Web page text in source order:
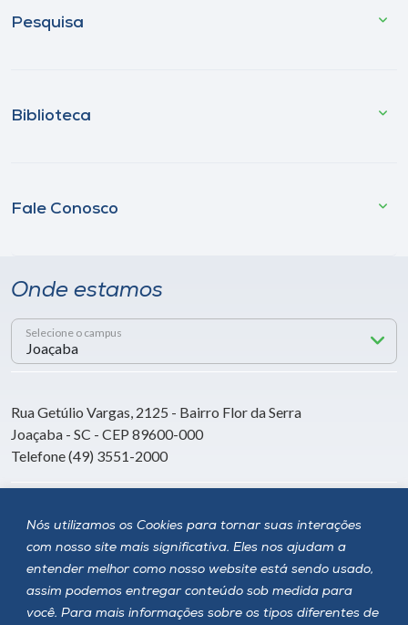
Nós utilizamos os Cookies para tornar suas interações
com nosso site mais significativa. Eles nos ajudam a
entender melhor como nosso website está sendo usado,
assim podemos entregar conteúdo sob medida para
você. Para mais informações sobre os tipos diferentes de
Pesquisa
Biblioteca
Fale Conosco
Onde estamos
Selecione o campus
Rua Getúlio Vargas, 2125 - Bairro Flor da Serra
Joaçaba - SC - CEP 89600-000
Telefone (49) 3551-2000
Siga a Unoesc